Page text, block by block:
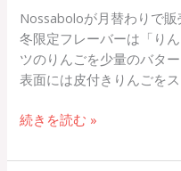
Nossaboloが月替わりで販
冬限定フレーバーは「り
ツのりんごを少量のバタ
表面には皮付きりんごを
続きを読む »